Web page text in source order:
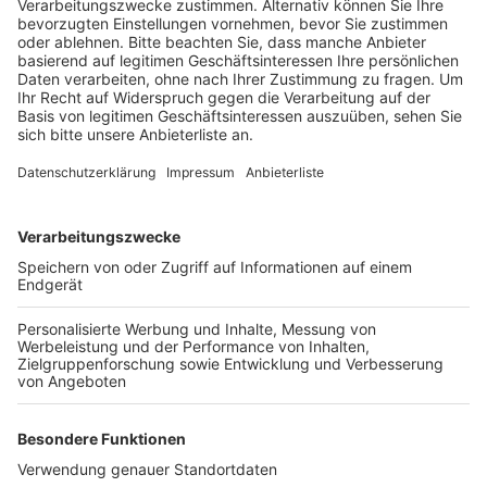
Anzeige
Nach ersten Ermittlungen war sie um kurz vor 8 Uhr auf
an einer Fußgängerampel zusammengestoßen. Der
Unbekannte ist laut der Polizei weiter gefahren.
Gesucht werden jetzt Zeugen, die das weiße Auto
beobachtet haben. Die Frau soll dunkle, schulterlange
Haare haben und eine Brille tragen. Wer etwas
beobachte hat kann sich unter 02233 52-0 oder per E-
Mail anpoststelle.rhein-erft-kreis@polizei.nrw.debei
der Polizei melden.
Anzeige